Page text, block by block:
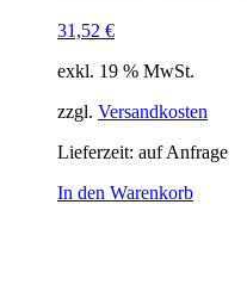
31,52 €
exkl. 19 % MwSt.
zzgl. Versandkosten
Lieferzeit: auf Anfrage
In den Warenkorb